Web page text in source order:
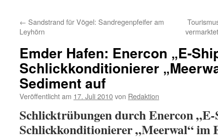
← Sandstrand für Vögel: Sandregenpfeifer am
Leyhörn
Emder Hafen: Enercon „E-
Schlickkonditionierer
Sediment auf
Veröffentlicht am 17. Juli 2010von Redaktion
Schlicktrübungen durch Enercon
Schlickkonditionierer „Meerwal“ im